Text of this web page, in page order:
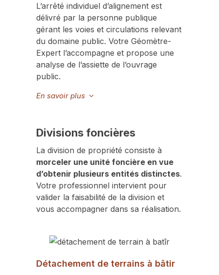
L’arrêté individuel d’alignement est
délivré par la personne publique
gérant les voies et circulations relevant
du domaine public. Votre Géomètre-
Expert l’accompagne et propose une
analyse de l’assiette de l’ouvrage
public.
En savoir plus
Divisions foncières
La division de propriété consiste à
morceler une unité foncière en vue
d’obtenir plusieurs entités distinctes.
Votre professionnel intervient pour
valider la faisabilité de la division et
vous accompagner dans sa réalisation.
Détachement de terrains à bâtir